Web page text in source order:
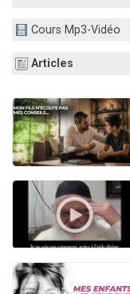
Cours Mp3-Vidéo
Articles